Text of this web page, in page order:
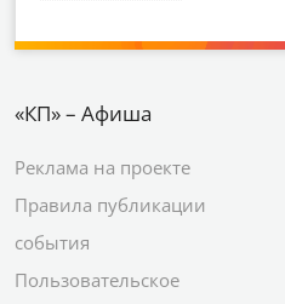
«КП» – Афиша
Реклама на проекте
Правила публикации
события
Пользовательское